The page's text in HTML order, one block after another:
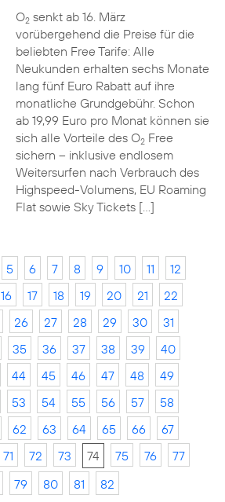
O2senkt ab 16. März
vorübergehend die Preise für die
beliebten Free Tarife: Alle
Neukunden erhalten sechs Monate
lang fünf Euro Rabatt auf ihre
monatliche Grundgebühr. Schon
ab 19,99 Euro pro Monat können sie
sich alle Vorteile des O2Free
sichern – inklusive endlosem
Weitersurfen nach Verbrauch des
Highspeed-Volumens, EU Roaming
Flat sowie Sky Tickets […]
5 6 7 8 9 10 11
12
16 17 18 19 20 21
22
26 27 28 29 30
31
35 36 37 38 39
40
44 45 46 47 48
49
53 54 55 56 57
58
62 63 64 65 66
67
71 72 73 74 75 76
77
79 80 81 82